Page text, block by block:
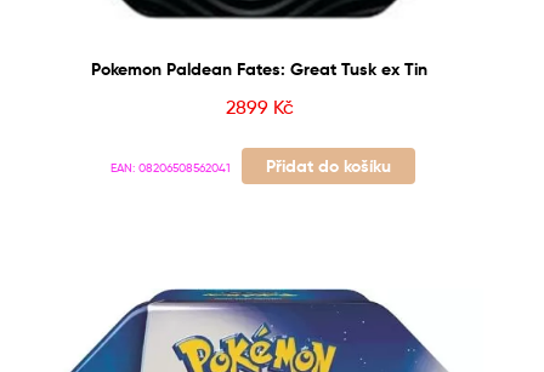
Pokemon Paldean Fates: Great Tusk ex Tin
2899 Kč
EAN: 08206508562041 Přidat do košíku